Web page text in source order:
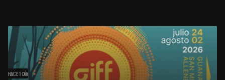
HACE 1 DÍA